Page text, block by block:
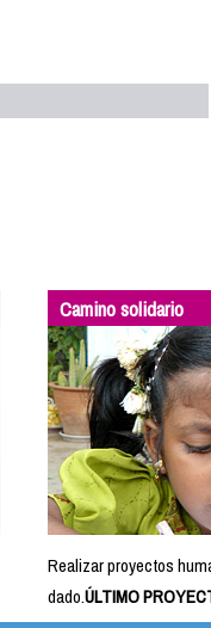
Camino solidario
Realizar proyectos
dado.ÚLTIMO